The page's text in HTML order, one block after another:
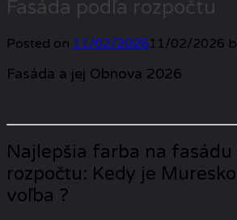
Fasáda podľa rozpočtu
Posted on 11/02/202611/02/2026
Fasáda a jej Obnova 2026
Najlepšia farba na fasádu
rozpočtu: Kedy je
voľba ?